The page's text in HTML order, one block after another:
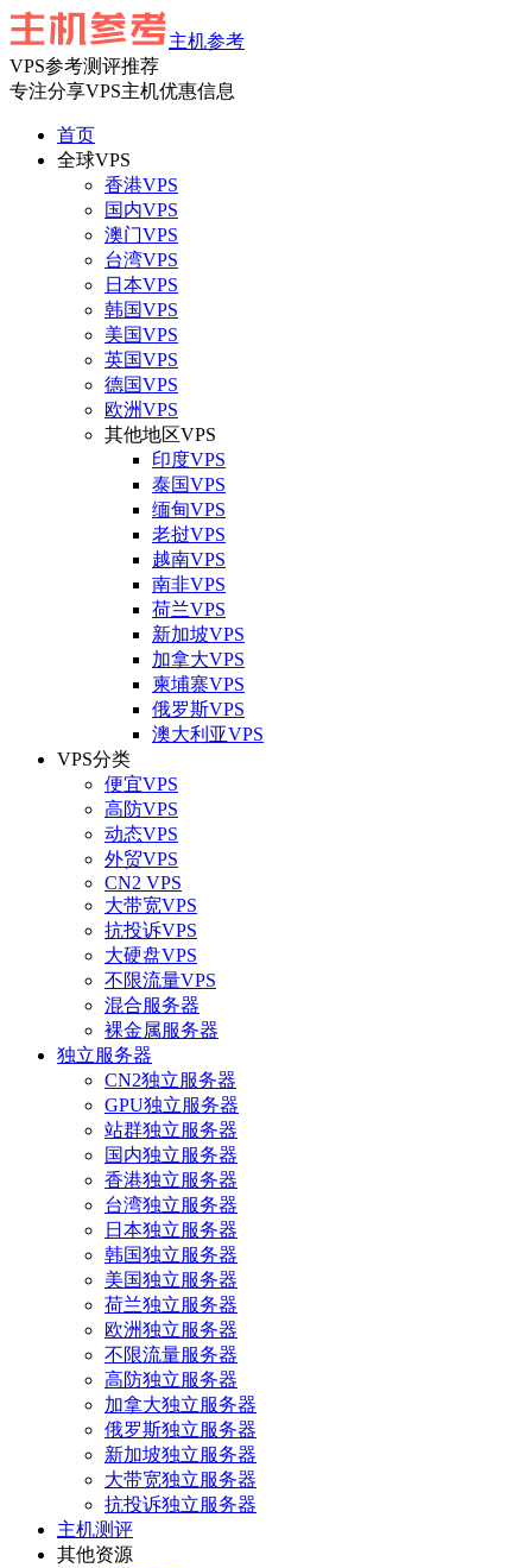
主机参考
VPS参考测评推荐
专注分享VPS主机优惠信息
首页
全球VPS
香港VPS
国内VPS
澳门VPS
台湾VPS
日本VPS
韩国VPS
美国VPS
英国VPS
德国VPS
欧洲VPS
其他地区VPS
印度VPS
泰国VPS
缅甸VPS
老挝VPS
越南VPS
南非VPS
荷兰VPS
新加坡VPS
加拿大VPS
柬埔寨VPS
俄罗斯VPS
澳大利亚VPS
VPS分类
便宜VPS
高防VPS
动态VPS
外贸VPS
CN2 VPS
大带宽VPS
抗投诉VPS
大硬盘VPS
不限流量VPS
混合服务器
裸金属服务器
独立服务器
CN2独立服务器
GPU独立服务器
站群独立服务器
国内独立服务器
香港独立服务器
台湾独立服务器
日本独立服务器
韩国独立服务器
美国独立服务器
荷兰独立服务器
欧洲独立服务器
不限流量服务器
高防独立服务器
加拿大独立服务器
俄罗斯独立服务器
新加坡独立服务器
大带宽独立服务器
抗投诉独立服务器
主机测评
其他资源